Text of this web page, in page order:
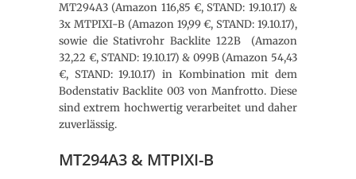
MT294A3 (Amazon 116,85 €, STAND: 19.10.17) &
3x MTPIXI-B (Amazon 19,99 €, STAND: 19.10.17),
sowie die Stativrohr Backlite 122B (Amazon
32,22 €, STAND: 19.10.17) & 099B (Amazon 54,43
€, STAND: 19.10.17) in Kombination mit dem
Bodenstativ Backlite 003 von Manfrotto. Diese
sind extrem hochwertig verarbeitet und daher
zuverlässig.
MT294A3 & MTPIXI-B